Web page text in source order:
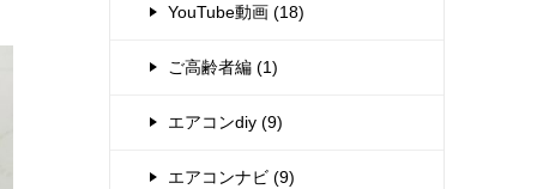
YouTube動画 (18)
ご高齢者編 (1)
エアコンdiy (9)
エアコンナビ (9)